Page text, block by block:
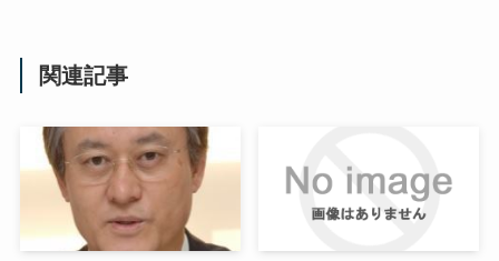
関連記事